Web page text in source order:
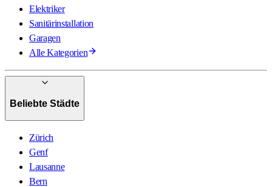
Elektriker
Sanitärinstallation
Garagen
Alle Kategorien
Beliebte Städte
Zürich
Genf
Lausanne
Bern